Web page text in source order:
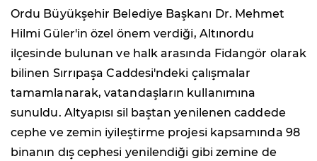
Ordu Büyükşehir Belediye Başkanı Dr. Mehmet
Hilmi Güler'in özel önem verdiği, Altınordu
ilçesinde bulunan ve halk arasında Fidangör olarak
bilinen Sırrıpaşa Caddesi'ndeki çalışmalar
tamamlanarak, vatandaşların kullanımına
sunuldu. Altyapısı sil baştan yenilenen caddede
cephe ve zemin iyileştirme projesi kapsamında 98
binanın dış cephesi yenilendiği gibi zemine de